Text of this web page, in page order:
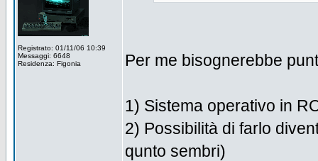
Registrato: 01/11/06 10:39
Messaggi: 6648
Residenza: Figonia
Per me bisognerebbe
1) Sistema operativo in
2) Possibilità di farlo
qunto sembri)